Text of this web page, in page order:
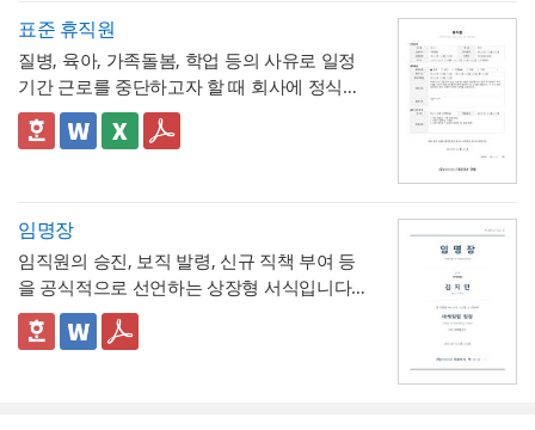
랍니다. 하자여부는 실제 현장 점검 결과에 따
라 정확히 체크하고, 하자가 있는 경우에는 내
용을 구체적으로 기재해 향후 보수 책임의 근
거로 삼을 수 있도록 하는 것이 좋습니다. 마
지막으로 발주처와 시공사 양측의 서명은 실
적인 검증을 거친 문서로서의 효력을 갖도록
관리하시기 바랍니다.
럼 시각적으로 확인
시해, 개선 계획의 실행 가능성을
측면에서도 함께 검토 할 수 있도록 함
💡 작성 팁
개선 계획서는현황과 문제점을 최대한 구체
적인 수치로 제시하는 것이 설득력의 핵심
요성이 훨씬 명확하게 전달됩니다. 개선 목표
는 문제점에서 언급한 리스크가 해소되는 방
향으로 구체적으로 서술하고, 기대효과는 가
능한 한 수치화(업무시간 단축 몇 시간, 만족
도 개선 등)해 목표와의 인과관계가 드러나도
계 특유의 임팩트 있고 감각적인 분위기로 정
보를 전달할 수 있도록 디자인되었습니다. 내
지는 깔끔한 그레이 톤으로 정리되어 있어 복
잡한 내용도 가독성 있게 담을 수 있으며, 아
웃도어 광고 마케팅 제안서부터 미디어 매체
소개서, 광고 캠페인 기획안, 브랜드 마케팅
개, 브랜드의 캠페인 기획 발표, 마케팅 대행
제안, 미디어 플래닝 보고 자료 등 실무에 필
요한 내용을 효과적으로 정리할 수 있으며, 광
고대행사·미디어렙사·브랜드 마케팅팀·옥외
광고 업체 등 다양한 분야에서 활용하기 좋습
랜드 캠페인 기획안, 미디어 매체 소개서, 마
케팅 대행 제안서 등으로 다양하게 활용할 수
있습니다.
▪️ 다이어그램 페이지를 활용하면 캠페인 진행
프로세스, 매체 집행 일정, 성과 지표 등을 한
눈에 보기 쉽게 정리할 수 있습니다.
▪️ 문구와 이미지 교체만으로 옥외광고 매체 제
안서, 브랜드 마케팅 전략서, 광고 실적 보고
자료 등 다양한 주제로 응용 가능합니다.
▪️ 블랙&라임그린의 강렬한 컬러 대비 덕분에
* 해당 템플릿에 사용된 폰트는 [ Cafe24 PRO
Slim Max ] 입니다.
폰트가 없을 경우 기본 폰트로 보입니다.
* 폰트는 따로 제공되지 않으므로 다운로드
및 변경하여 사용하시기 바랍니다.
표준 휴직원
질병, 육아, 가족돌봄, 학업 등의 사유로 일정
기간 근로를 중단하고자 할 때 회사에 정식으
로 승인을 요청하는 신청서입니다. 휴직 사유
와 기간뿐 아니라 업무 인수인계 내역까지 하
무형 서식이라는 점이 특징입니다.
✅ 이 서식의 구성 특징
법령이 다름을 시각적으로 구분
- 세부사유란에 진단명, 의사 소견, 필요 요양
기간 등을 구체적으로 서술하도록 해, 휴직 승
인 여부를 판단하는 회사 측에 충분한 근거를
제공
- 업무 인수인계 항목(인수자, 완료일자, 인계
내용)을 휴직 사유 다음에 배치해, 휴직 승인
절차와 업무 공백 대비를 하나의 문서 흐름 안
에서 동시에 처리
- 증빙서류(진단서 등)를 명시하도록 해, 휴직
사유의 객관적 근거를 첨부하도록 안내
임명장
임직원의 승진, 보직 발령, 신규 직책 부여 등
을 공식적으로 선언하는 상장형 서식입니다.
계약서나 신청서와 달리 실무적 조항 없이 간
결한 선언문 형태로 구성되어 있으며, 문서번
👔 상장형 문서로서 활용할 때 참고할 점